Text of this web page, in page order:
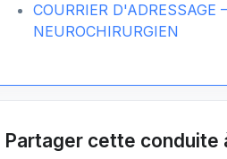
COURRIER D'ADRESSAGE
NEUROCHIRURGIEN
Partager cette conduite